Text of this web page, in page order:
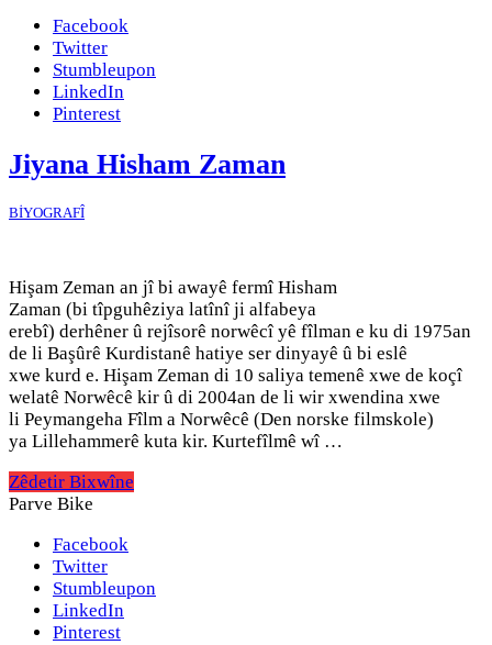
Facebook
Twitter
Stumbleupon
LinkedIn
Pinterest
Jiyana Hisham Zaman
BİYOGRAFÎ
Hişam Zeman an jî bi awayê fermî Hisham
Zaman (bi tîpguhêziya latînî ji alfabeya
erebî) derhêner û rejîsorê norwêcî yê fîlman e ku di 1975an
de li Başûrê Kurdistanê hatiye ser dinyayê û bi eslê
xwe kurd e. Hişam Zeman di 10 saliya temenê xwe de koçî
welatê Norwêcê kir û di 2004an de li wir xwendina xwe
li Peymangeha Fîlm a Norwêcê (Den norske filmskole)
ya Lillehammerê kuta kir. Kurtefîlmê wî …
Zêdetir Bixwîne
Parve Bike
Facebook
Twitter
Stumbleupon
LinkedIn
Pinterest